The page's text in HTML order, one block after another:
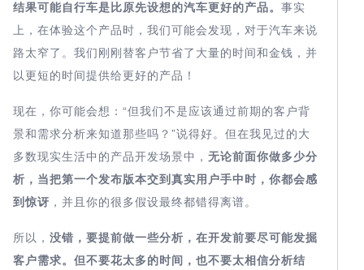
结果可能自行车是比原先设想的汽车更好的产品。 事实
上，在体验这个产品时，我们可能会发现，对于汽车来说
路太窄了。我们刚刚替客户节省了大量的时间和金钱，并
以更短的时间提供给更好的产品！
现在，你可能会想：“但我们不是应该通过前期的客户背
景和需求分析来知道那些吗？”说得好。但在我见过的大
多数现实生活中的产品开发场景中， 无论前面你做多少分
析 ， 当把第一个发布版本交到真实用户手中时， 你都会感
到惊讶 ，并且你的很多假设最终都错得离谱。
所以， 没错， 要提前做一些分析， 在开发前要尽可能发掘
客户需求。但不要花太多的时间， 也不要太相信分析结